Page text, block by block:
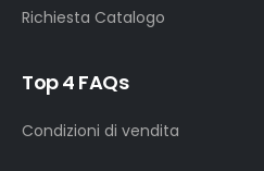
Richiesta Catalogo
Top 4 FAQs
Condizioni di vendita